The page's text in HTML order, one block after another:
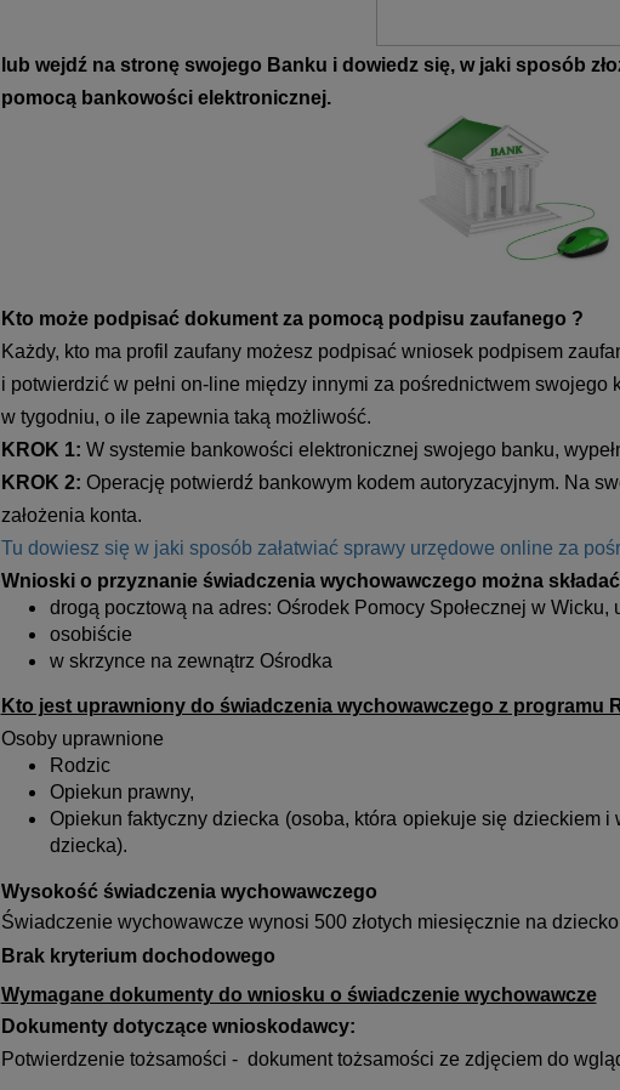
lub wejdź na stronę swojego Banku i dowiedz się, w jaki sposób
pomocą bankowości elektronicznej.
Kto może podpisać dokument za pomocą podpisu zaufanego ?
Każdy, kto ma profil zaufany możesz podpisać wniosek podpisem
i potwierdzić w pełni on-line między innymi za pośrednictwem swojego
w tygodniu, o ile zapewnia taką możliwość.
KROK 1: W systemie bankowości elektronicznej swojego banku,
KROK 2: Operację potwierdź bankowym kodem autoryzacyjnym. Na
założenia konta.
Tu dowiesz się w jaki sposób załatwiać sprawy urzędowe online za
Wnioski o przyznanie świadczenia wychowawczego można
drogą pocztową na adres: Ośrodek Pomocy Społecznej w Wicku,
osobiście
w skrzynce na zewnątrz Ośrodka
Kto jest uprawniony do świadczenia wychowawczego z programu
Osoby uprawnione
Rodzic
Opiekun prawny,
Opiekun faktyczny dziecka (osoba, która opiekuje się dzieckiem
dziecka).
Wysokość świadczenia wychowawczego
Świadczenie wychowawcze wynosi 500 złotych miesięcznie na
Brak kryterium dochodowego
Wymagane dokumenty do wniosku o świadczenie wychowawcze
Dokumenty dotyczące wnioskodawcy:
Potwierdzenie tożsamości - dokument tożsamości ze zdjęciem do